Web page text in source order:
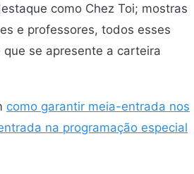
como Chez Toi; mostras
e professores, todos esses
se apresente a carteira
como garantir meia-entrada nos
na programação especial